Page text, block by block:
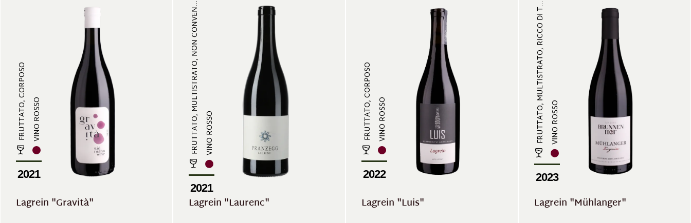
FRUTTATO, CORPOSOVINO ROSSO
2021
Lagrein "Gravità"
FRUTTATO, MULTISTRATO, NON CONVEN...VINO ROSSO
2021
Lagrein "Laurenc"
FRUTTATO, CORPOSOVINO ROSSO
2022
Lagrein "Luis"
FRUTTATO, MULTISTRATO, RICCO DI T...VINO ROSSO
2023
Lagrein "Mühlanger"